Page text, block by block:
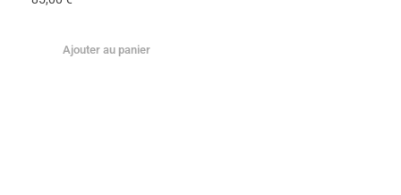
Ajouter au panier